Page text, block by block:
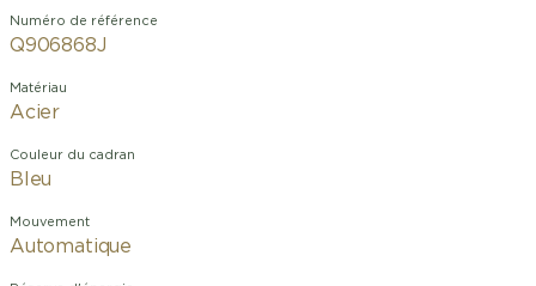
Numéro de référence
Q906868J
Matériau
Acier
Couleur du cadran
Bleu
Mouvement
Automatique